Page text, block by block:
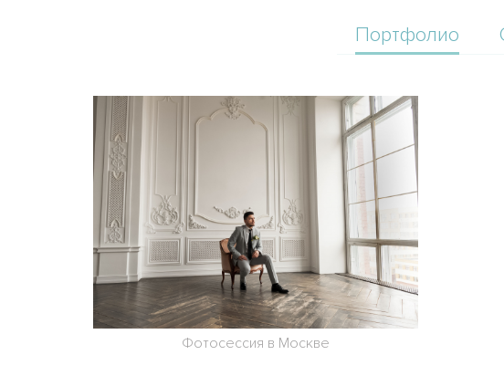
Портфолио
Фотосессия в Москве